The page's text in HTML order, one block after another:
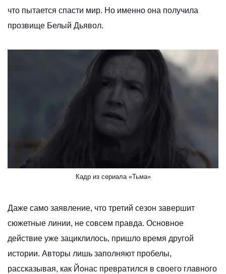
что пытается спасти мир. Но именно она получила
прозвище Белый Дьявол.
Кадр из сериала «Тьма»
Даже само заявление, что третий сезон завершит
сюжетные линии, не совсем правда. Основное
действие уже зациклилось, пришло время другой
истории. Авторы лишь заполняют пробелы,
рассказывая, как Йонас превратился в своего главного